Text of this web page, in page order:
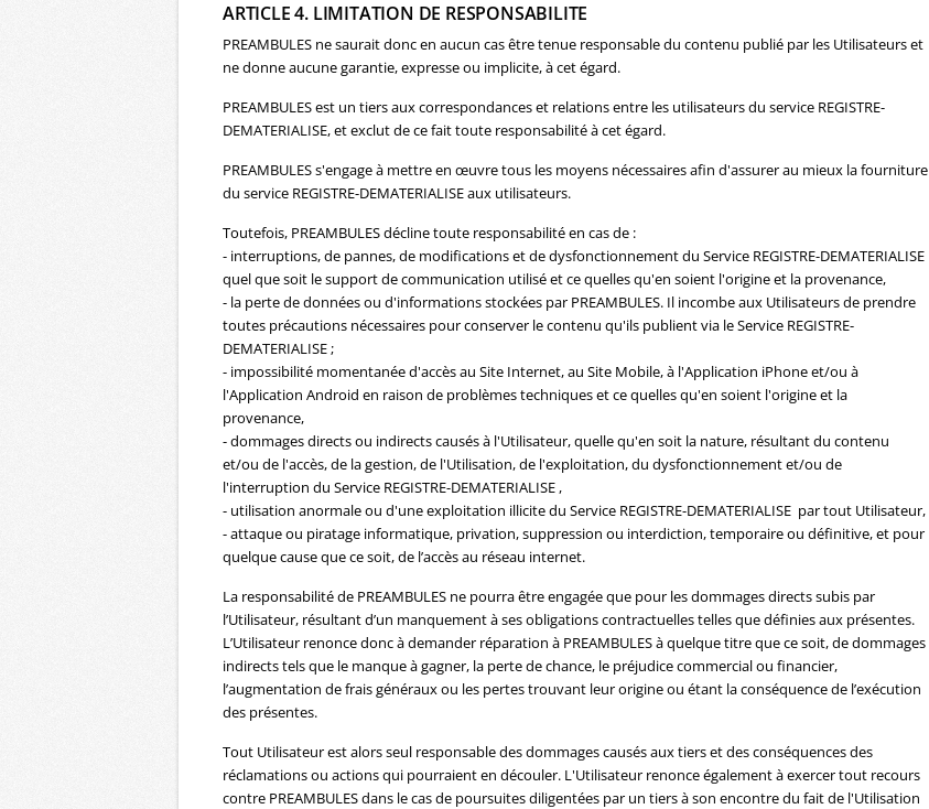
ARTICLE 4. LIMITATION DE RESPONSABILITE
PREAMBULES ne saurait donc en aucun cas être tenue responsable du contenu publié par les Utilisateurs et
ne donne aucune garantie, expresse ou implicite, à cet égard.
PREAMBULES est un tiers aux correspondances et relations entre les utilisateurs du service REGISTRE-
DEMATERIALISE, et exclut de ce fait toute responsabilité à cet égard.
PREAMBULES s'engage à mettre en œuvre tous les moyens nécessaires afin d'assurer au mieux la fourniture
du service REGISTRE-DEMATERIALISE aux utilisateurs.
Toutefois, PREAMBULES décline toute responsabilité en cas de :
- interruptions, de pannes, de modifications et de dysfonctionnement du Service REGISTRE-DEMATERIALISE
quel que soit le support de communication utilisé et ce quelles qu'en soient l'origine et la provenance,
- la perte de données ou d'informations stockées par PREAMBULES. Il incombe aux Utilisateurs de prendre
toutes précautions nécessaires pour conserver le contenu qu'ils publient via le Service REGISTRE-
DEMATERIALISE ;
- impossibilité momentanée d'accès au Site Internet, au Site Mobile, à l'Application iPhone et/ou à
l'Application Android en raison de problèmes techniques et ce quelles qu'en soient l'origine et la
provenance,
- dommages directs ou indirects causés à l'Utilisateur, quelle qu'en soit la nature, résultant du contenu
et/ou de l'accès, de la gestion, de l'Utilisation, de l'exploitation, du dysfonctionnement et/ou de
l'interruption du Service REGISTRE-DEMATERIALISE ,
- utilisation anormale ou d'une exploitation illicite du Service REGISTRE-DEMATERIALISE par tout Utilisateur,
- attaque ou piratage informatique, privation, suppression ou interdiction, temporaire ou définitive, et pour
quelque cause que ce soit, de l’accès au réseau internet.
La responsabilité de PREAMBULES ne pourra être engagée que pour les dommages directs subis par
l’Utilisateur, résultant d’un manquement à ses obligations contractuelles telles que définies aux présentes.
L’Utilisateur renonce donc à demander réparation à PREAMBULES à quelque titre que ce soit, de dommages
indirects tels que le manque à gagner, la perte de chance, le préjudice commercial ou financier,
l’augmentation de frais généraux ou les pertes trouvant leur origine ou étant la conséquence de l’exécution
des présentes.
Tout Utilisateur est alors seul responsable des dommages causés aux tiers et des conséquences des
réclamations ou actions qui pourraient en découler. L'Utilisateur renonce également à exercer tout recours
contre PREAMBULES dans le cas de poursuites diligentées par un tiers à son encontre du fait de l'Utilisation